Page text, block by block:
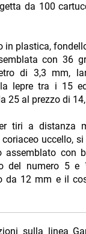
da 100
in plastica,
con 36
di 3,3 mm,
lepre tra i 15
25 al prezzo di
tiri a distanza
coriaceo uccello,
assemblato con
del numero 5
da 12 mm e il
sulla linea